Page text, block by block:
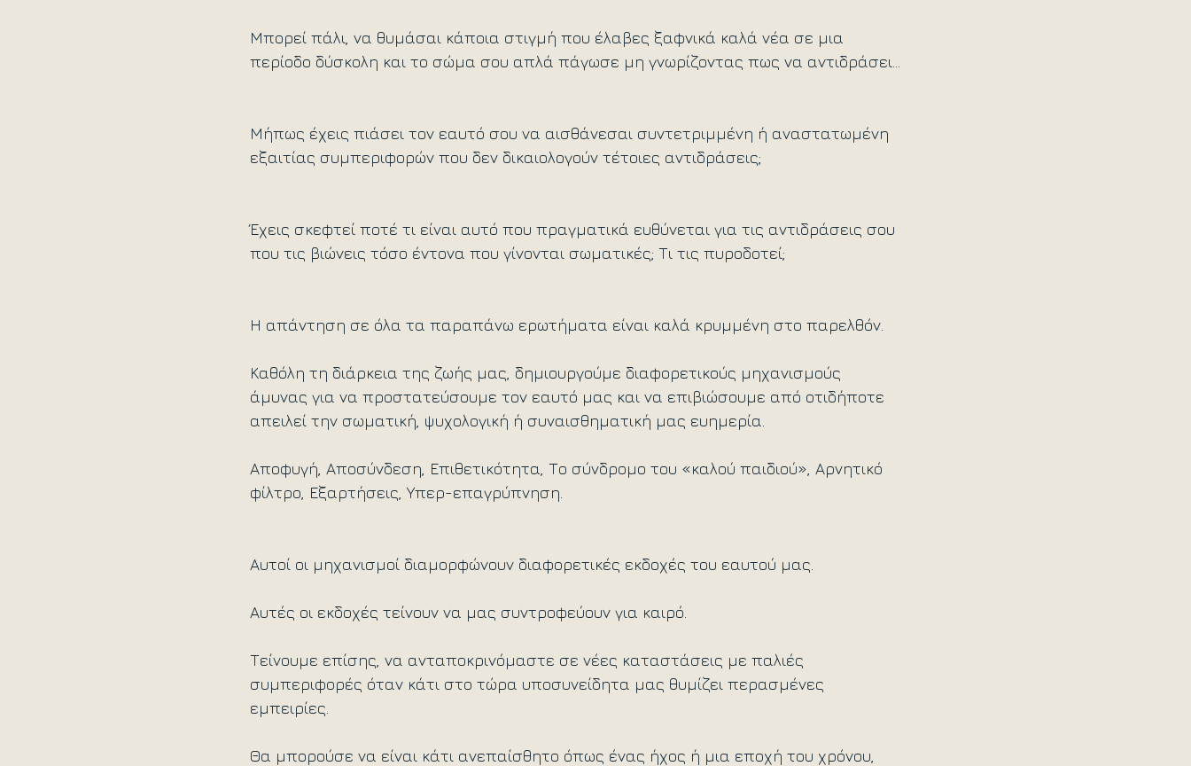
Μπορεί πάλι, να θυμάσαι κάποια στιγμή που έλαβες ξαφνικά καλά νέα σε μια
περίοδο δύσκολη και το σώμα σου απλά πάγωσε μη γνωρίζοντας πως να αντιδράσει...
Μήπως έχεις πιάσει τον εαυτό σου να αισθάνεσαι συντετριμμένη ή αναστατωμένη
εξαιτίας συμπεριφορών που δεν δικαιολογούν τέτοιες αντιδράσεις;
Έχεις σκεφτεί ποτέ τι είναι αυτό που πραγματικά ευθύνεται για τις αντιδράσεις σου
που τις βιώνεις τόσο έντονα που γίνονται σωματικές; Τι τις πυροδοτεί;
Η απάντηση σε όλα τα παραπάνω ερωτήματα είναι καλά κρυμμένη στο παρελθόν.
Καθόλη τη διάρκεια της ζωής μας, δημιουργούμε διαφορετικούς μηχανισμούς
άμυνας για να προστατεύσουμε τον εαυτό μας και να επιβιώσουμε από οτιδήποτε
απειλεί την σωματική, ψυχολογική ή συναισθηματική μας ευημερία.
Αποφυγή, Αποσύνδεση, Επιθετικότητα, Το σύνδρομο του «καλού παιδιού», Αρνητικό
φίλτρο, Εξαρτήσεις, Υπερ-επαγρύπνηση.
Αυτοί οι μηχανισμοί διαμορφώνουν διαφορετικές εκδοχές του εαυτού μας.
Αυτές οι εκδοχές τείνουν να μας συντροφεύουν για καιρό.
Τείνουμε επίσης, να ανταποκρινόμαστε σε νέες καταστάσεις με παλιές
συμπεριφορές όταν κάτι στο τώρα υποσυνείδητα μας θυμίζει περασμένες
εμπειρίες.
Θα μπορούσε να είναι κάτι ανεπαίσθητο όπως ένας ήχος ή μια εποχή του χρόνου,